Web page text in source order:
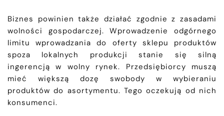
Biznes powinien także działać zgodnie z zasadami
wolności gospodarczej. Wprowadzenie odgórnego
limitu wprowadzania do oferty sklepu produktów
spoza lokalnych produkcji stanie się silną
ingerencją w wolny rynek. Przedsiębiorcy muszą
mieć większą dozę swobody w wybieraniu
produktów do asortymentu. Tego oczekują od nich
konsumenci.